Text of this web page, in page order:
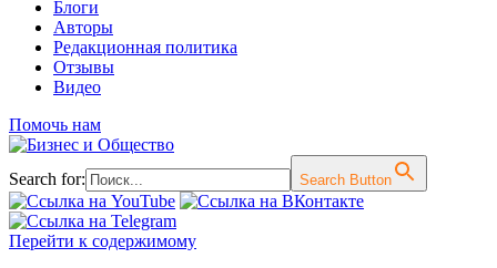
Блоги
Авторы
Редакционная политика
Отзывы
Видео
Помочь нам
Search for: Search Button
Перейти к содержимому